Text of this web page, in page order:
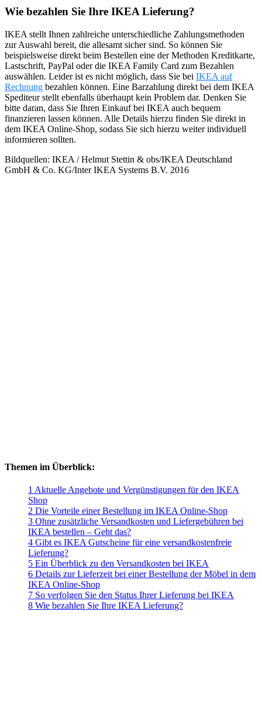
Wie bezahlen Sie Ihre IKEA Lieferung?
IKEA stellt Ihnen zahlreiche unterschiedliche Zahlungsmethoden
zur Auswahl bereit, die allesamt sicher sind. So können Sie
beispielsweise direkt beim Bestellen eine der Methoden Kreditkarte,
Lastschrift, PayPal oder die IKEA Family Card zum Bezahlen
auswählen. Leider ist es nicht möglich, dass Sie bei IKEA auf
Rechnung bezahlen können. Eine Barzahlung direkt bei dem IKEA
Spediteur stellt ebenfalls überhaupt kein Problem dar. Denken Sie
bitte daran, dass Sie Ihren Einkauf bei IKEA auch bequem
finanzieren lassen können. Alle Details hierzu finden Sie direkt in
dem IKEA Online-Shop, sodass Sie sich hierzu weiter individuell
informieren sollten.
Bildquellen: IKEA / Helmut Stettin & obs/IKEA Deutschland
GmbH & Co. KG/Inter IKEA Systems B.V. 2016
Themen im Überblick:
1 Aktuelle Angebote und Vergünstigungen für den IKEA
Shop
2 Die Vorteile einer Bestellung im IKEA Online-Shop
3 Ohne zusätzliche Versandkosten und Liefergebühren bei
IKEA bestellen – Geht das?
4 Gibt es IKEA Gutscheine für eine versandkostenfreie
Lieferung?
5 Ein Überblick zu den Versandkosten bei IKEA
6 Details zur Lieferzeit bei einer Bestellung der Möbel in dem
IKEA Online-Shop
7 So verfolgen Sie den Status Ihrer Lieferung bei IKEA
8 Wie bezahlen Sie Ihre IKEA Lieferung?